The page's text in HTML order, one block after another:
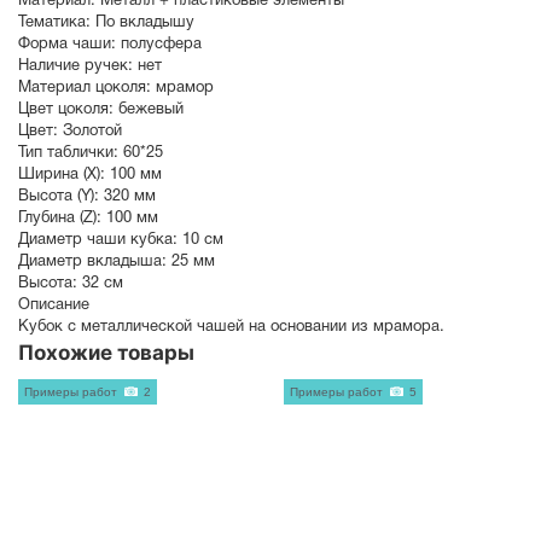
Тематика:
По вкладышу
Форма чаши: полусфера
Наличие ручек: нет
Материал цоколя: мрамор
Цвет цоколя: бежевый
Цвет: Золотой
Тип таблички: 60*25
Ширина (X): 100 мм
Высота (Y): 320 мм
Глубина (Z): 100 мм
Диаметр чаши кубка: 10 см
Диаметр вкладыша: 25 мм
Высота: 32 см
Описание
Кубок с металлической чашей на основании из мрамора.
Похожие товары
Примеры работ 2 Примеры работ 5